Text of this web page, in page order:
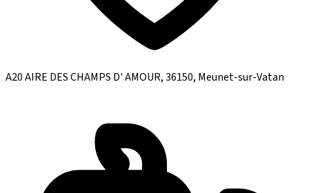
A20 AIRE DES CHAMPS D' AMOUR, 36150, Meunet-sur-Vatan